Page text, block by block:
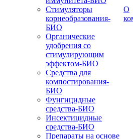
Стимуляторы
корнеобразования-
БИО
Органические
удобрения со
стимулирующим
эффектом-БИО
Средства для
компостирования-
БИО
Фунгицидные
средства-БИО
Инсектицидные
средства-БИО
Препараты на основе
О